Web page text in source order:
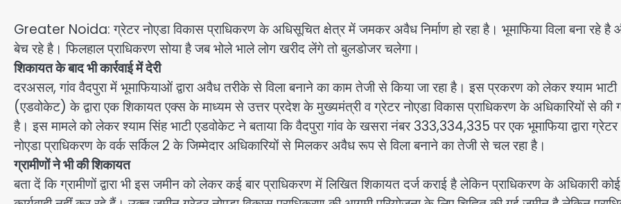
Greater Noida: ग्रेटर नोएडा विकास प्राधिकरण के अधिसूचित क्षेत्र में जमकर अवैध निर्माण हो रहा है। भूमाफिया विला बना रहे है
बेच रहे है। फिलहाल प्राधिकरण सोया है जब भोले भाले लोग खरीद लेंगे तो बुलडोजर चलेगा।
शिकायत के बाद भी कार्रवाई में देरी
दरअसल, गांव वैदपुरा में भूमाफियाओं द्वारा अवैध तरीके से विला बनाने का काम तेजी से किया जा रहा है। इस प्रकरण को लेकर श्याम भाटी
(एडवोकेट) के द्वारा एक शिकायत एक्स के माध्यम से उत्तर प्रदेश के मुख्यमंत्री व ग्रेटर नोएडा विकास प्राधिकरण के अधिकारियों से की
है। इस मामले को लेकर श्याम सिंह भाटी एडवोकेट ने बताया कि वैदपुरा गांव के खसरा नंबर 333,334,335 पर एक भूमाफिया द्वारा ग्रेटर
नोएडा प्राधिकरण के वर्क सर्किल 2 के जिम्मेदार अधिकारियों से मिलकर अवैध रूप से विला बनाने का तेजी से चल रहा है।
ग्रामीणों ने भी की शिकायत
बता दें कि ग्रामीणों द्वारा भी इस जमीन को लेकर कई बार प्राधिकरण में लिखित शिकायत दर्ज कराई है लेकिन प्राधिकरण के अधिकारी